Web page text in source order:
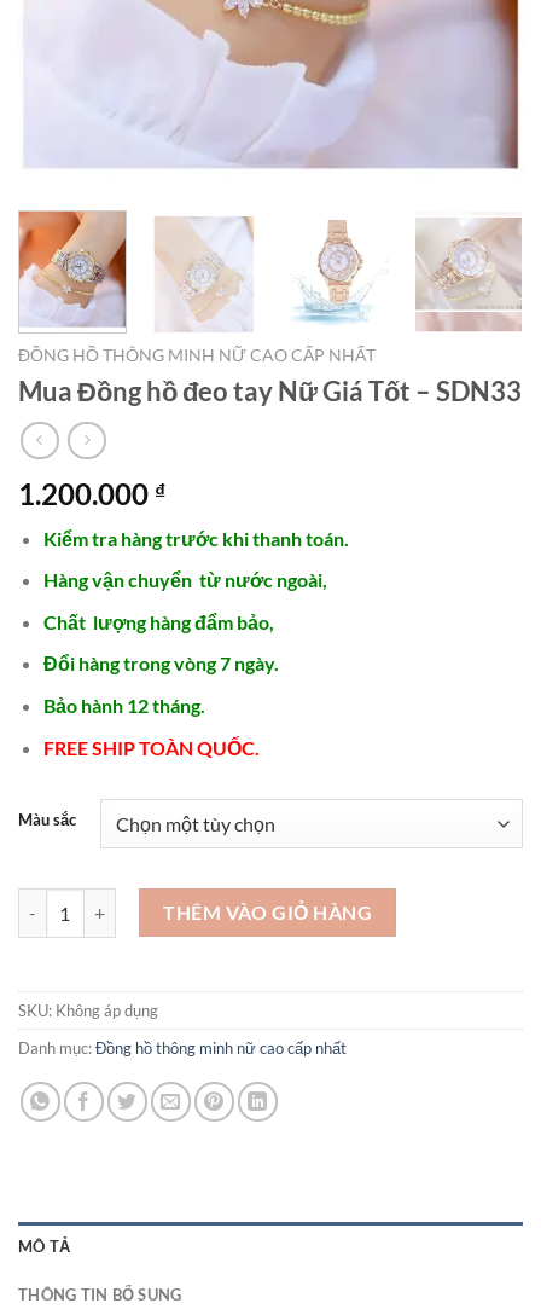
ĐỒNG HỒ THÔNG MINH NỮ CAO CẤP NHẤT
Mua Đồng hồ đeo tay Nữ Giá Tốt – SDN33
1.200.000 ₫
Kiểm tra hàng trước khi thanh toán.
Hàng vận chuyển từ nước ngoài,
Chất lượng hàng đẩm bảo,
Đổi hàng trong vòng 7 ngày.
Bảo hành 12 tháng.
FREE SHIP TOÀN QUỐC.
Màu sắc
Mua Đồng hồ đeo tay Nữ Giá Tốt - SDN33 số lượng
THÊM VÀO GIỎ HÀNG
SKU: Không áp dụng
Danh mục:Đồng hồ thông minh nữ cao cấp nhất
MÔ TẢ
THÔNG TIN BỔ SUNG